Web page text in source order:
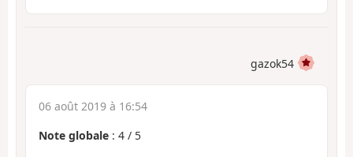
gazok54
06 août 2019 à 16:54
Note globale : 4 / 5